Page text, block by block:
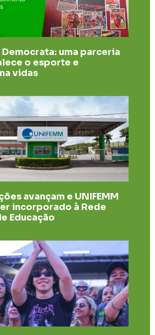
uma parceria
o esporte e
vidas
avançam e UNIFEMM
incorporado à Rede
Educação